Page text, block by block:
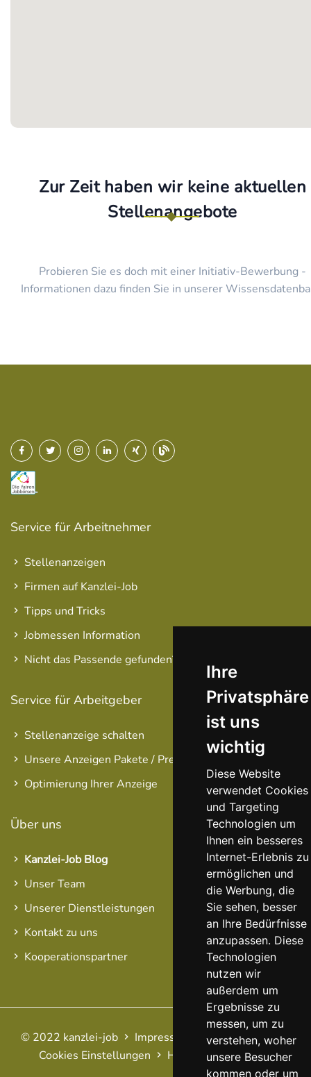
Ihre
Privatsphäre
ist uns
wichtig
Diese Website
verwendet Cookies
und Targeting
Technologien um
Ihnen ein besseres
Internet-Erlebnis zu
ermöglichen und
die Werbung, die
Sie sehen, besser
an Ihre Bedürfnisse
anzupassen. Diese
Technologien
nutzen wir
außerdem um
Ergebnisse zu
messen, um zu
verstehen, woher
unsere Besucher
kommen oder um
Zur Zeit haben wir keine aktuellen
Stellenangebote
Probieren Sie es doch mit einer Initiativ-Bewerbung -
Informationen dazu finden Sie in unserer
Service für Arbeitnehmer
Stellenanzeigen
Firmen auf Kanzlei-Job
Tipps und Tricks
Jobmessen Information
Nicht das Passende gefunden?
Service für Arbeitgeber
Stellenanzeige schalten
Unsere Anzeigen Pakete / Preise
Optimierung Ihrer Anzeige
Über uns
Kanzlei-Job Blog
Unser Team
Unserer Dienstleistungen
Kontakt zu uns
Kooperationspartner
© 2022 kanzlei-job Impressum AGB
Datenschutz
Cookies Einstellungen
Haftungsausschluss FAQ